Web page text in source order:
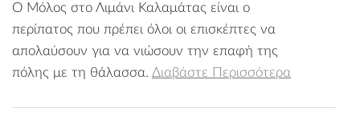
Ο Μόλος στο Λιμάνι Καλαμάτας είναι ο
περίπατος που πρέπει όλοι οι επισκέπτες να
απολαύσουν για να νιώσουν την επαφή της
πόλης με τη θάλασσα. Διαβάστε Περισσότερα